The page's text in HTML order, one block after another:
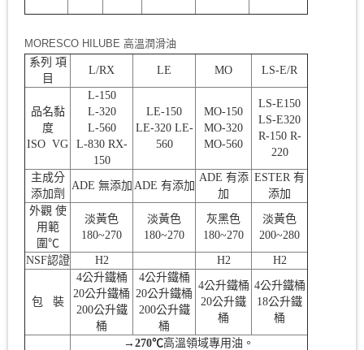
MORESCO HILUBE 高溫潤滑油
系列 項
目
L/RX LE MO LS-E/R
品名黏
度
ISO VG
L-150
L-320
L-560
L-830 RX-
150
LE-150
LE-320 LE-
560
MO-150
MO-320
MO-560
LS-E150
LS-E320
R-150 R-
220
主成分
添加劑
ADE 無添加 ADE 有添加
ADE 有添
加
ESTER 有
添加
外觀 使
用範
圍℃
淡黃色
180~270
淡黃色
180~270
灰黑色
180~270
淡黃色
200~280
NSF認證 H2 H2 H2
包 裝
4公升鐵桶
20公升鐵桶
200公升鐵
桶
4公升鐵桶
20公升鐵桶
200公升鐵
桶
4公升鐵桶
20公升鐵
桶
4公升鐵桶
18公升鐵
桶
→270℃高溫領域專用油。